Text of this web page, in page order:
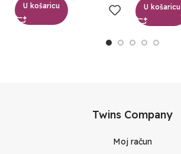
U košaricu U košaricu
Twins Company
Moj račun